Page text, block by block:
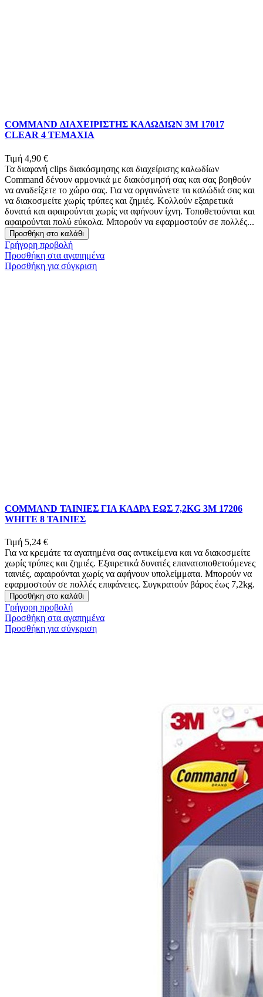
COMMAND ΔΙΑΧΕΙΡΙΣΤΗΣ ΚΑΛΩΔΙΩΝ 3Μ 17017
CLEAR 4 ΤΕΜΑΧΙΑ
Τιμή 4,90 €
Τα διαφανή clips διακόσμησης και διαχείρισης καλωδίων
Command δένουν αρμονικά με διακόσμησή σας και σας βοηθούν
να αναδείξετε το χώρο σας. Για να οργανώνετε τα καλώδιά σας και
να διακοσμείτε χωρίς τρύπες και ζημιές. Κολλούν εξαιρετικά
δυνατά και αφαιρούνται χωρίς να αφήνουν ίχνη. Τοποθετούνται και
αφαιρούνται πολύ εύκολα. Μπορούν να εφαρμοστούν σε πολλές...
Προσθήκη στο καλάθι
Γρήγορη προβολή
Προσθήκη στα αγαπημένα
Προσθήκη για σύγκριση
COMMAND ΤΑΙΝΙΕΣ ΓΙΑ ΚΑΔΡΑ ΕΩΣ 7,2KG 3Μ 17206
WHITE 8 ΤΑΙΝΙΕΣ
Τιμή 5,24 €
Για να κρεμάτε τα αγαπημένα σας αντικείμενα και να διακοσμείτε
χωρίς τρύπες και ζημιές. Εξαιρετικά δυνατές επανατοποθετούμενες
ταινιές, αφαιρούνται χωρίς να αφήνουν υπολείμματα. Μπορούν να
εφαρμοστούν σε πολλές επιφάνειες. Συγκρατούν βάρος έως 7,2kg.
Προσθήκη στο καλάθι
Γρήγορη προβολή
Προσθήκη στα αγαπημένα
Προσθήκη για σύγκριση